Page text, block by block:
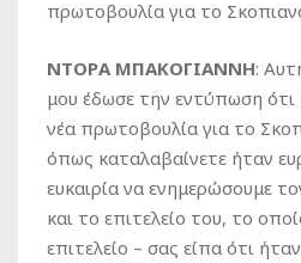
πρωτοβουλία για το
ΝΤΟΡΑ ΜΠΑΚΟΓΙΑΝΝΗ:
μου έδωσε την εντύπωση ότι
νέα πρωτοβουλία για το
όπως καταλαβαίνετε ήταν
ευκαιρία να ενημερώσουμε
και το επιτελείο του, το
επιτελείο – σας είπα ότι